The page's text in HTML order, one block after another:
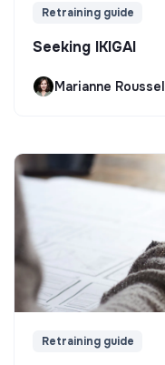
Retraining guide
Seeking IKIGAI
Marianne Roussel
Retraining guide